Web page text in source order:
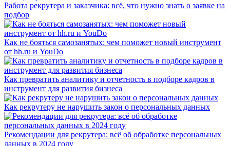
Работа рекрутера и заказчика: всё, что нужно знать о заявке на
подбор
Как не бояться самозанятых: чем поможет новый инструмент
от hh.ru и YouDo
Как превратить аналитику и отчетность в подборе кадров в
инструмент для развития бизнеса
Как рекрутеру не нарушить закон о персональных данных
Рекомендации для рекрутера: всё об обработке персональных
данных в 2024 году